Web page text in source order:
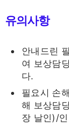
유의사항
안내드린
여 보상담
다.
필요시 손
해 보상담
장 날인)/